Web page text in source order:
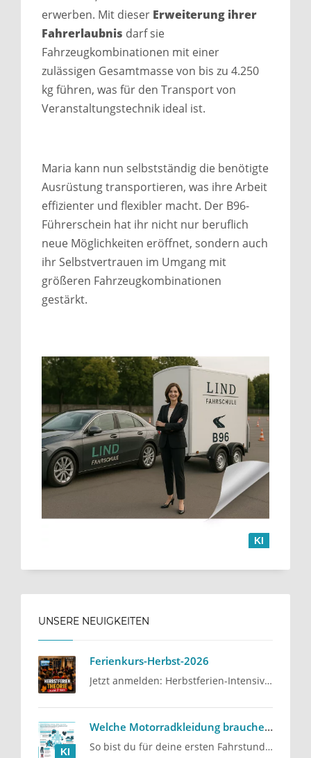
erwerben. Mit dieser Erweiterung ihrer
Fahrerlaubnis darf sie
Fahrzeugkombinationen mit einer
zulässigen Gesamtmasse von bis zu 4.250
kg führen, was für den Transport von
Veranstaltungstechnik ideal ist.
Maria kann nun selbstständig die benötigte
Ausrüstung transportieren, was ihre Arbeit
effizienter und flexibler macht. Der B96-
Führerschein hat ihr nicht nur beruflich
neue Möglichkeiten eröffnet, sondern auch
ihr Selbstvertrauen im Umgang mit
größeren Fahrzeugkombinationen
gestärkt.​
KI
UNSERE NEUIGKEITEN
Ferienkurs-Herbst-2026
Jetzt anmelden: Herbstferien-Intensivkurs 2026
KI
Welche Motorradkleidung brauche ich für den Führerschein?
So bist du für deine ersten Fahrstunden gut vorbereitet